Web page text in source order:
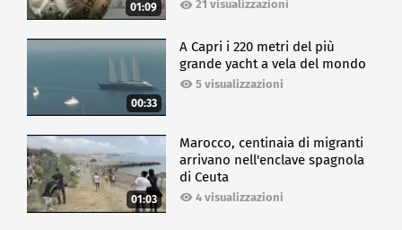
01:09 21 visualizzazioni
00:33
A Capri i 220 metri del più
grande yacht a vela del mondo
5 visualizzazioni
01:03
Marocco, centinaia di migranti
arrivano nell'enclave spagnola
di Ceuta
4 visualizzazioni